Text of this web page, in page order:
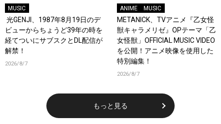
MUSIC
光GENJI、1987年8月19日のデ
ビューからちょうど39年の時を
経てついにサブスクとDL配信が
解禁！
2026/8/7
ANIME MUSIC
METANICK、TVアニメ『乙女怪
獣キャラメリゼ』OPテーマ「乙
女怪獣」OFFICIAL MUSIC VIDEO
を公開！アニメ映像を使用した
特別編集！
2026/8/7
もっと見る